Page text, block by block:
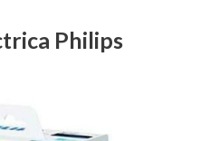
Philips